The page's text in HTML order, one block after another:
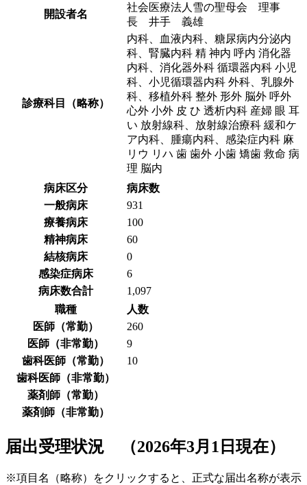
開設者名
社会医療法人雪の聖母会 理事
長 井手 義雄
診療科目（略称）
内科、血液内科、糖尿病内分泌内
科、腎臓内科 精 神内 呼内 消化器
内科、消化器外科 循環器内科 小児
科、小児循環器内科 外科、乳腺外
科、移植外科 整外 形外 脳外 呼外
心外 小外 皮 ひ 透析内科 産婦 眼 耳
い 放射線科、放射線治療科 緩和ケ
ア内科、腫瘍内科、感染症内科 麻
リウ リハ 歯 歯外 小歯 矯歯 救命 病
理 脳内
病床区分
病床数
一般病床
931
療養病床
100
精神病床
60
結核病床
0
感染症病床
6
病床数合計
1,097
職種
人数
医師（常勤）
260
医師（非常勤）
9
歯科医師（常勤）
10
歯科医師（非常勤）
薬剤師（常勤）
薬剤師（非常勤）
届出受理状況 （2026年3月1日現在）
※項目名（略称）をクリックすると、正式な届出名称が表示